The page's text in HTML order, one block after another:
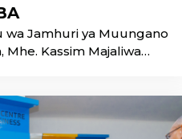
wa Jamhuri ya Muungano
Mhe. Kassim Majaliwa